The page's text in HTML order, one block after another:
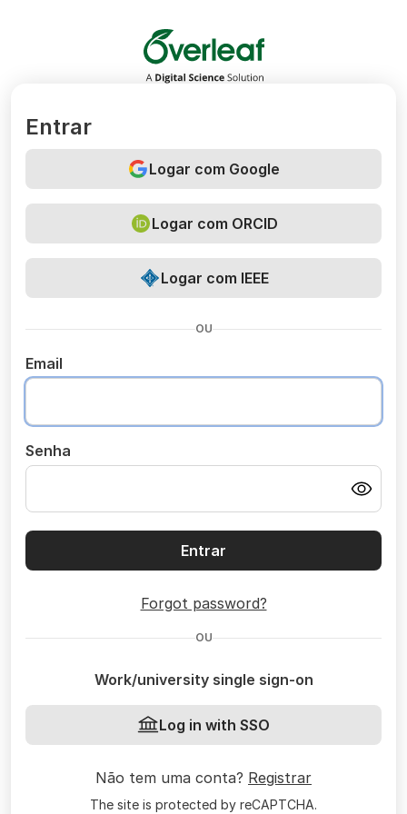
Overleaf
Entrar
Logar com Google
Logar com ORCID
Logar com IEEE
OU
Email
Senha
Entrar
Forgot password?
OU
Work/university single sign-on
Log in with SSO
Não tem uma conta? Registrar
The site is protected by reCAPTCHA.